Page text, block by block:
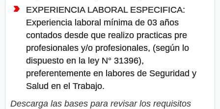
EXPERIENCIA LABORAL ESPECIFICA:
Experiencia laboral mínima de 03 años
contados desde que realizo practicas pre
profesionales y/o profesionales, (según lo
dispuesto en la ley N° 31396),
preferentemente en labores de Seguridad y
Salud en el Trabajo.
Descarga las bases para revisar los requisitos